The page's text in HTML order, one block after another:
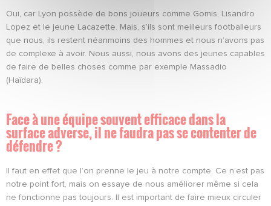
Oui, car Lyon possède de bons joueurs comme Gomis, Lisandro
Lopez et le jeune Lacazette. Mais, s’ils sont meilleurs footballeurs
que nous, ils restent néanmoins des hommes et nous n’avons pas
de complexe à avoir. Nous aussi, nous avons des jeunes capables
de faire de belles choses comme par exemple Massadio
(Haïdara).
Face à une équipe souvent efficace dans la
surface adverse, il ne faudra pas se contenter de
défendre ?
Il faut en effet que l’on prenne le jeu à notre compte. Ce n’est pas
notre point fort, mais on essaye de nous améliorer même si cela
ne fonctionne pas toujours. Il est important de faire mieux circuler